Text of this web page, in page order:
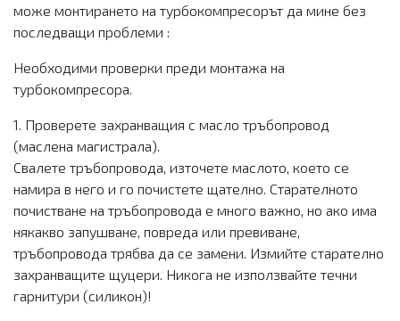
може монтирането на турбокомпресорът да мине без
последващи проблеми :
Необходими проверки преди монтажа на
турбокомпресора.
1. Проверете захранващия с масло тръбопровод
(маслена магистрала).
Свалете тръбопровода, източете маслото, което се
намира в него и го почистете щателно. Старателното
почистване на тръбопровода е много важно, но ако има
някакво запушване, повреда или превиване,
тръбопровода трябва да се замени. Измийте старателно
захранващите щуцери. Никога не използвайте течни
гарнитури (силикон)!